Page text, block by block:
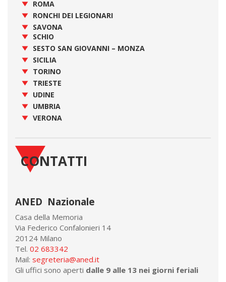
ROMA
RONCHI DEI LEGIONARI
SAVONA
SCHIO
SESTO SAN GIOVANNI – MONZA
SICILIA
TORINO
TRIESTE
UDINE
UMBRIA
VERONA
CONTATTI
ANED Nazionale
Casa della Memoria
Via Federico Confalonieri 14
20124 Milano
Tel. 02 683342
Mail: segreteria@aned.it
Gli uffici sono aperti dalle 9 alle 13 nei giorni feriali